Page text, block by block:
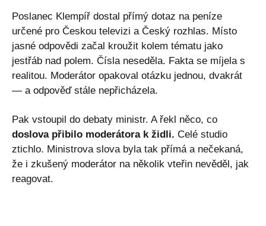
Poslanec Klempíř dostal přímý dotaz na peníze
určené pro Českou televizi a Český rozhlas. Místo
jasné odpovědi začal kroužit kolem tématu jako
jestřáb nad polem. Čísla neseděla. Fakta se míjela s
realitou. Moderátor opakoval otázku jednou, dvakrát
— a odpověď stále nepřicházela.
Pak vstoupil do debaty ministr. A řekl něco, co
doslova přibilo moderátora k židli. Celé studio
ztichlo. Ministrova slova byla tak přímá a nečekaná,
že i zkušený moderátor na několik vteřin nevěděl, jak
reagovat.